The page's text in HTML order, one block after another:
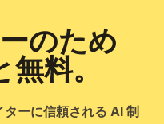
のため
料。
ーに信頼される AI 制